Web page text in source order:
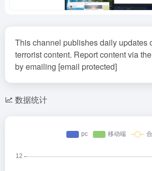
This channel publishes daily updates
terrorist content. Report content via
by emailing [email protected]
数据统计